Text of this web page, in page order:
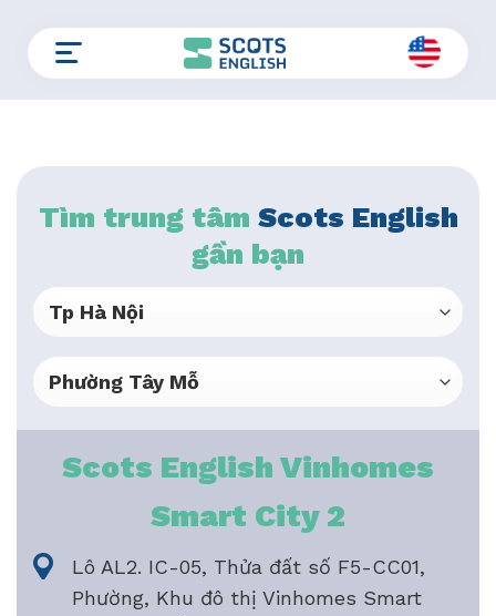
content
Tìm trung tâm Scots English
gần bạn
Scots English Vinhomes
Smart City 2
Lô AL2. IC-05, Thửa đất số F5-CC01,
Phường, Khu đô thị Vinhomes Smart